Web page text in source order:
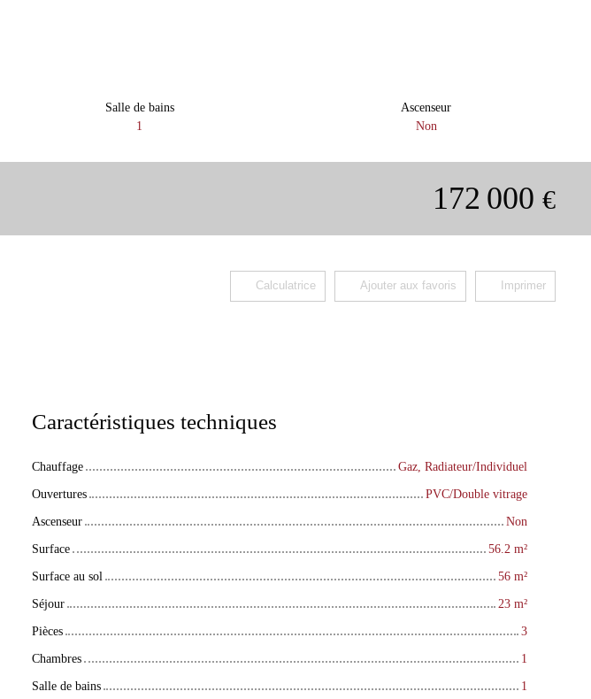
Salle de bains
1
Ascenseur
Non
172 000 €
Calculatrice Ajouter aux favoris Imprimer
Caractéristiques techniques
Chauffage
Gaz, Radiateur/Individuel
Ouvertures
PVC/Double vitrage
Ascenseur
Non
Surface
56.2 m²
Surface au sol
56 m²
Séjour
23 m²
Pièces
3
Chambres
1
Salle de bains
1